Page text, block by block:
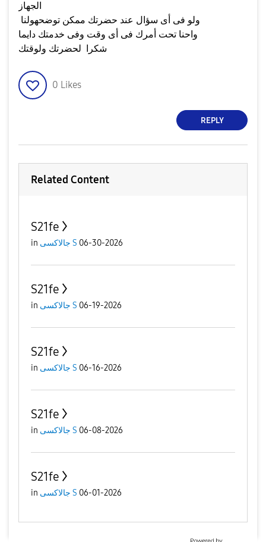
شكرا لحضرتك ولوقتك
0 Likes
REPLY
Related Content
S21fe
in جالاكسى S 06-30-2026
S21fe
in جالاكسى S 06-19-2026
S21fe
in جالاكسى S 06-16-2026
S21fe
in جالاكسى S 06-08-2026
S21fe
in جالاكسى S 06-01-2026